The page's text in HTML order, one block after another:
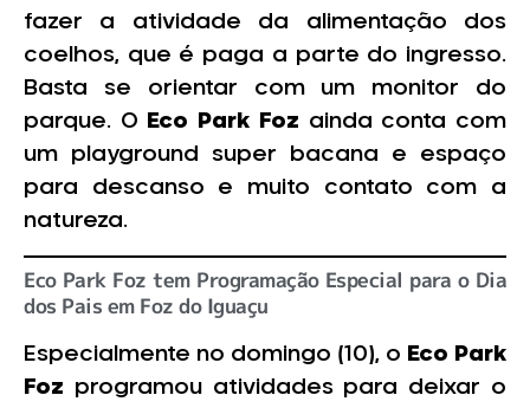
fazer a atividade da alimentação dos
coelhos, que é paga a parte do ingresso.
Basta se orientar com um monitor do
parque. O
Eco Park Foz ainda conta com
um playground super bacana e espaço
para descanso e muito contato com a
natureza.
Eco Park Foz tem Programação Especial para o Dia
dos Pais em Foz do Iguaçu
Especialmente no domingo (10), o Eco Park
Foz programou atividades para deixar o